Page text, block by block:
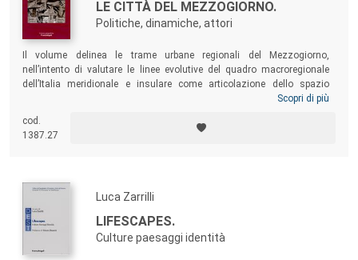
LE CITTÀ DEL MEZZOGIORNO.
Politiche, dinamiche, attori
Il volume delinea le trame urbane regionali del Mezzogiorno,
nell’intento di valutare le linee evolutive del quadro macroregionale
dell’Italia meridionale e insulare come articolazione dello spazio
europeo. L’attenzione è rivolta a varie realtà regionali, attraverso le
caratterizzano singole realtà urbane, delle politiche seguite negli ultimi
anni, degli attori protagonisti del mutamento.
Scopri di più
cod.
1387.27
Luca Zarrilli
LIFESCAPES.
Culture paesaggi identità